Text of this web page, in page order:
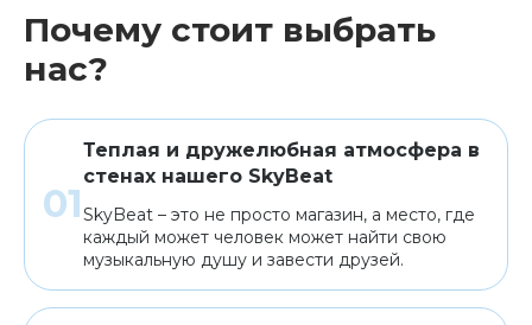
Почему стоит выбрать
нас?
Теплая и дружелюбная атмосфера в
стенах нашего SkyBeat
SkyBeat – это не просто магазин, а место, где
каждый может человек может найти свою
музыкальную душу и завести друзей.